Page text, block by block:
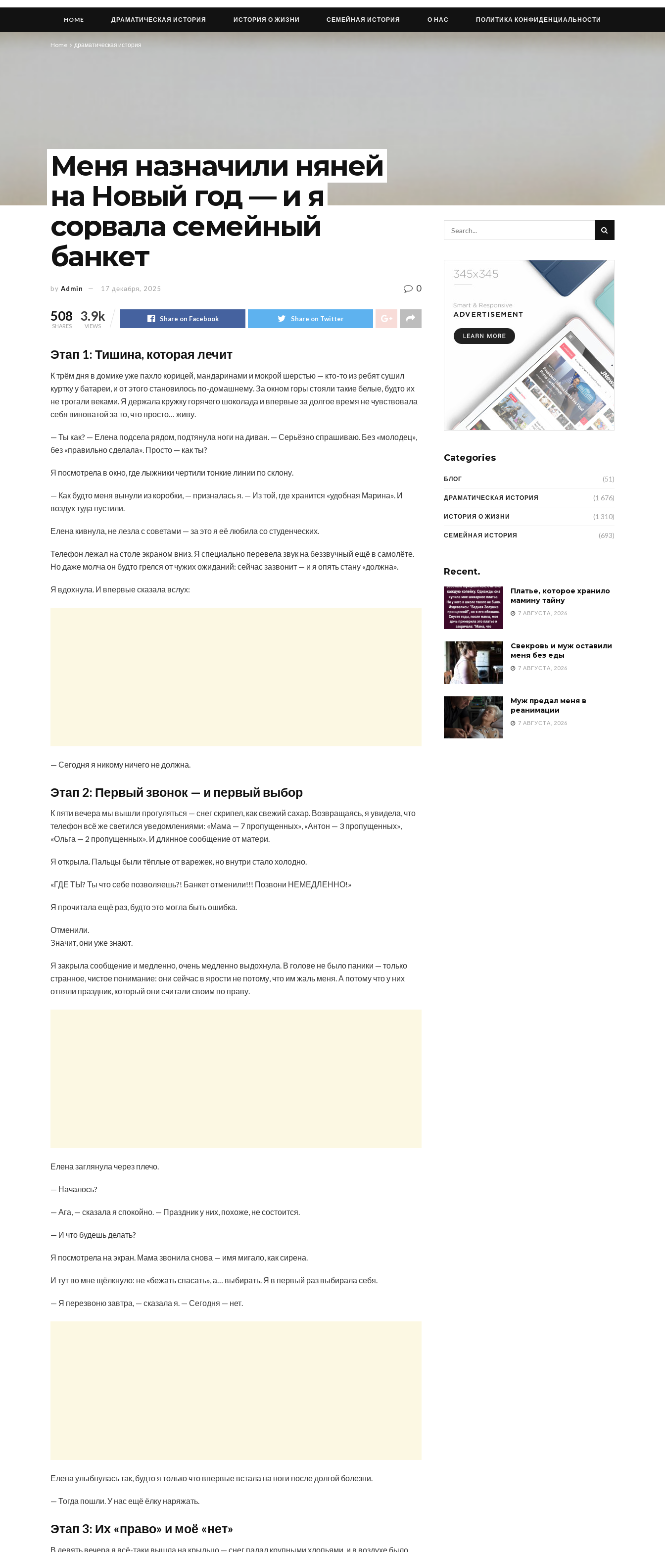
HOME ДРАМАТИЧЕСКАЯ ИСТОРИЯ ИСТОРИЯ О ЖИЗНИ СЕМЕЙНАЯ ИСТОРИЯ О НАС ПОЛИТИКА КОНФИДЕНЦИАЛЬНОСТИ
Home драматическая история
Меня назначили няней
на Новый год — и я
сорвала семейный
банкет
by Admin 17 декабря, 2025 0
508
SHARES
3.9k
VIEWS
Share on Facebook Share on Twitter
Этап 1: Тишина, которая лечит
К трём дня в домике уже пахло корицей, мандаринами и мокрой шерстью — кто-то из ребят сушил
куртку у батареи, и от этого становилось по-домашнему. За окном горы стояли такие белые, будто их
не трогали веками. Я держала кружку горячего шоколада и впервые за долгое время не чувствовала
себя виноватой за то, что просто… живу.
— Ты как? — Елена подсела рядом, подтянула ноги на диван. — Серьёзно спрашиваю. Без «молодец»,
без «правильно сделала». Просто — как ты?
Я посмотрела в окно, где лыжники чертили тонкие линии по склону.
— Как будто меня вынули из коробки, — призналась я. — Из той, где хранится «удобная Марина». И
воздух туда пустили.
Елена кивнула, не лезла с советами — за это я её любила со студенческих.
Телефон лежал на столе экраном вниз. Я специально перевела звук на беззвучный ещё в самолёте.
Но даже молча он будто грелся от чужих ожиданий: сейчас зазвонит — и я опять стану «должна».
Я вдохнула. И впервые сказала вслух:
— Сегодня я никому ничего не должна.
Этап 2: Первый звонок — и первый выбор
К пяти вечера мы вышли прогуляться — снег скрипел, как свежий сахар. Возвращаясь, я увидела, что
телефон всё же светился уведомлениями: «Мама — 7 пропущенных», «Антон — 3 пропущенных»,
«Ольга — 2 пропущенных». И длинное сообщение от матери.
Я открыла. Пальцы были тёплые от варежек, но внутри стало холодно.
«ГДЕ ТЫ? Ты что себе позволяешь?! Банкет отменили!!! Позвони НЕМЕДЛЕННО!»
Я прочитала ещё раз, будто это могла быть ошибка.
Отменили.
Значит, они уже знают.
Я закрыла сообщение и медленно, очень медленно выдохнула. В голове не было паники — только
странное, чистое понимание: они сейчас в ярости не потому, что им жаль меня. А потому что у них
отняли праздник, который они считали своим по праву.
Елена заглянула через плечо.
— Началось?
— Ага, — сказала я спокойно. — Праздник у них, похоже, не состоится.
— И что будешь делать?
Я посмотрела на экран. Мама звонила снова — имя мигало, как сирена.
И тут во мне щёлкнуло: не «бежать спасать», а… выбирать. Я в первый раз выбирала себя.
— Я перезвоню завтра, — сказала я. — Сегодня — нет.
Елена улыбнулась так, будто я только что впервые встала на ноги после долгой болезни.
— Тогда пошли. У нас ещё ёлку наряжать.
Этап 3: Их «право» и моё «нет»
В девять вечера я всё-таки вышла на крыльцо — снег падал крупными хлопьями, и в воздухе было
Categories
БЛОГ (51)
ДРАМАТИЧЕСКАЯ ИСТОРИЯ (1 676)
ИСТОРИЯ О ЖИЗНИ (1 310)
СЕМЕЙНАЯ ИСТОРИЯ (693)
Recent.
Платье, которое хранило
мамину тайну
7 АВГУСТА, 2026
Свекровь и муж оставили
меня без еды
7 АВГУСТА, 2026
Муж предал меня в
реанимации
7 АВГУСТА, 2026